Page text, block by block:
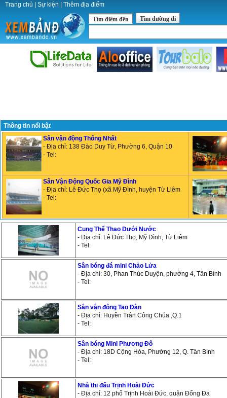
Trang chủ Sự kiện Thêm địa điểm
Tìm điểm đến Tìm đường đi
Thông tin nổi bật
Sân vận động Thống Nhất
- Địa chỉ: 138 Đào Duy Từ, Phường 6, Quận 10
- Tel:
Sân Vận Động Quốc Gia Mỹ Đình
- Địa chỉ: Lê Đức Thọ (xã Mỹ Đình, huyện Từ Liêm
- Tel:
Cung Thể Thao Dưới Nước
- Địa chỉ: Lê Đức Thọ, Mỹ Đình, Từ Liêm
- Tel:
Sân bóng đá mini Chảo Lửa
- Địa chỉ: 30, Phan Thúc Duyện, phường 4, Tân Bình
- Tel:
Sân vận đông Tao Đàn
- Địa chỉ: Huyền Trân Công Chúa ,Q.1
- Tel:
Sân bóng Mini Phương Đô
- Địa chỉ: 18D Cộng Hòa, Phường 12, Q. Tân Bình
- Tel:
Nhà thi đấu Trịnh Hoài Đức
- Địa chỉ: 12 phố Trịnh Hoài Đức, quận Đống Đa